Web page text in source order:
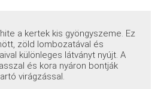
a kertek kis gyöngyszeme. Ez
zöld lombozatával és
különleges látványt nyújt. A
és kora nyáron bontják
virágzással.